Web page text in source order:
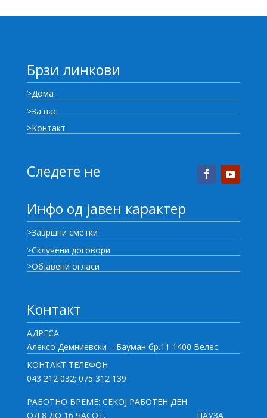
Брзи линкови
>Дома
>За нас
>Контакт
Следете не
Инфо од јавен карактер
>Завршни сметки
>Склучени договори
>Објавени огласи
Контакт
АДРЕСА
Алексо Демниевски – Бауман бр.11 1400 Велес
КОНТАКТ ТЕЛЕФОН
043 212 032; 075 312 139
РАБОТНО ВРЕМЕ: СЕКОЈ РАБОТЕН ДЕН
ОД 8 ДО 16 ЧАСОТ, ПАУЗА